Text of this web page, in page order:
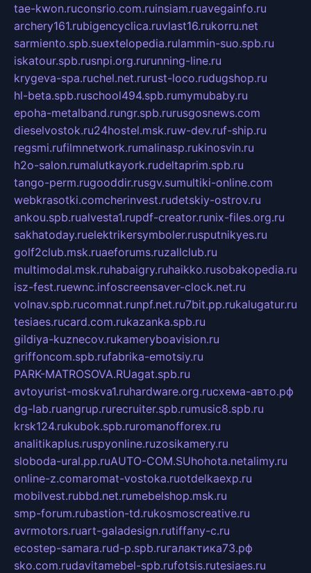
tae-kwon.ruconsrio.com.ruinsiam.ruavegainfo.ru
archery161.rubigencyclica.ruvlast16.rukorru.net
sarmiento.spb.suextelopedia.rulammin-suo.spb.ru
iskatour.spb.rusnpi.org.rurunning-line.ru
krygeva-spa.ruchel.net.rurust-loco.rudugshop.ru
hl-beta.spb.ruschool494.spb.rumymubaby.ru
epoha-metalband.rungr.spb.rurusgosnews.com
dieselvostok.ru24hostel.msk.ruw-dev.ruf-ship.ru
regsmi.rufilmnetwork.rumalinasp.rukinosvin.ru
h2o-salon.rumalutkayork.rudeltaprim.spb.ru
tango-perm.rugooddir.rusgv.sumultiki-online.com
webkrasotki.comcherinvest.rudetskiy-ostrov.ru
ankou.spb.rualvesta1.rupdf-creator.runix-files.org.ru
sakhatoday.ruelektrikersymboler.rusputnikyes.ru
golf2club.msk.ruaeforums.ruzallclub.ru
multimodal.msk.ruhabaigry.ruhaikko.rusobakopedia.ru
isz-fest.ruewnc.infoscreensaver-clock.net.ru
volnav.spb.rucomnat.runpf.net.ru7bit.pp.rukalugatur.ru
tesiaes.rucard.com.rukazanka.spb.ru
gildiya-kuznecov.rukameryboavision.ru
griffoncom.spb.rufabrika-emotsiy.ru
PARK-MATROSOVA.RUagat.spb.ru
avtoyurist-moskva1.ruhardware.org.ruсхема-авто.рф
dg-lab.ruangrup.rurecruiter.spb.rumusic8.spb.ru
krsk124.rukubok.spb.ruromanofforex.ru
analitikaplus.ruspyonline.ruzosikamery.ru
sloboda-ural.pp.ruAUTO-COM.SUhohota.netalimy.ru
online-z.comaromat-vostoka.ruotdelkaexp.ru
mobilvest.rubbd.net.rumebelshop.msk.ru
smp-forum.rubastion-td.rukosmoscreative.ru
avrmotors.ruart-galadesign.rutiffany-c.ru
ecostep-samara.rud-p.spb.ruгалактика73.рф
sko.com.rudavitamebel-spb.rufotsis.rutesiaes.ru